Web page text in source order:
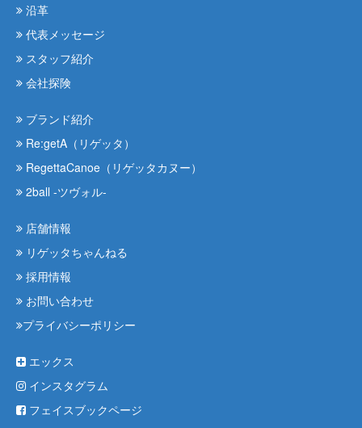
沿革
代表メッセージ
スタッフ紹介
会社探険
ブランド紹介
Re:getA（リゲッタ）
RegettaCanoe（リゲッタカヌー）
2ball -ツヴォル-
店舗情報
リゲッタちゃんねる
採用情報
お問い合わせ
プライバシーポリシー
エックス
インスタグラム
フェイスブックページ